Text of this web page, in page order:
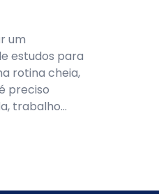
um
estudos para
rotina cheia,
preciso
trabalho...